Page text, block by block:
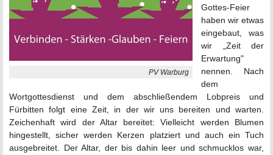
PV Warburg
Gottes-Feier
haben wir etwas
eingebaut, was
wir „Zeit der
Erwartung"
nennen. Nach
dem
Wortgottesdienst und dem abschließendem Lobpreis und
Fürbitten folgt eine Zeit, in der wir uns bereiten und warten.
Zeichenhaft wird der Altar bereitet: Vielleicht werden Blumen
hingestellt, sicher werden Kerzen platziert und auch ein Tuch
ausgebreitet. Der Altar, der bis dahin leer und schmucklos war,